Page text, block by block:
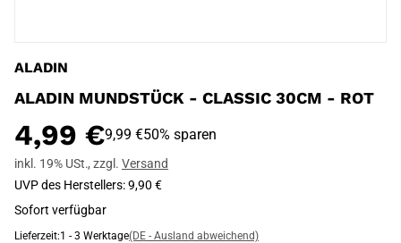
ALADIN
ALADIN MUNDSTÜCK - CLASSIC 30CM - ROT
4,99 €9,99 €50% sparen
inkl. 19% USt., zzgl. Versand
UVP des Herstellers:9,90 €
Sofort verfügbar
Lieferzeit:1 - 3 Werktage(DE - Ausland abweichend)